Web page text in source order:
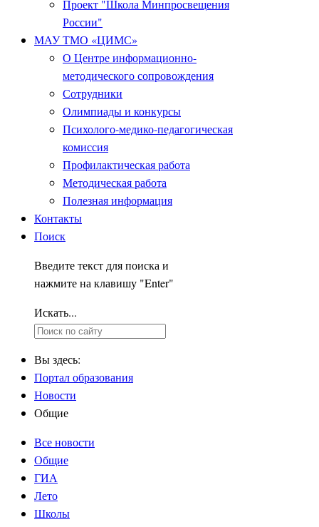
Проект "Школа Минпросвещения
России"
МАУ ТМО «ЦИМС»
О Центре информационно-
методического сопровождения
Сотрудники
Олимпиады и конкурсы
Психолого-медико-педагогическая
комиссия
Профилактическая работа
Методическая работа
Полезная информация
Контакты
Поиск
Введите текст для поиска и
нажмите на клавишу "Enter"
Искать...
Вы здесь:
Портал образования
Новости
Общие
Все новости
Общие
ГИА
Лето
Школы